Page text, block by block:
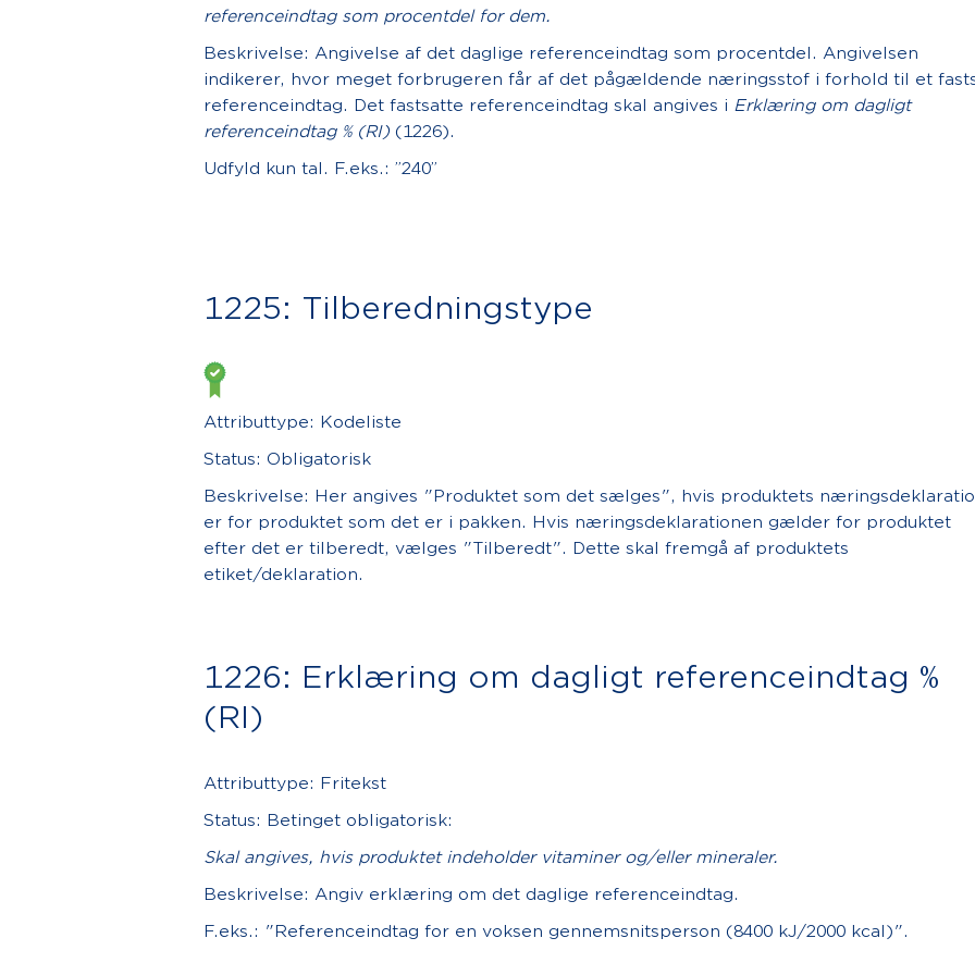
referenceindtag som procentdel for dem.
Beskrivelse: Angivelse af det daglige referenceindtag som procentdel. Angivelsen
indikerer, hvor meget forbrugeren får af det pågældende næringsstof i forhold til et
referenceindtag. Det fastsatte referenceindtag skal angives i Erklæring om dagligt
referenceindtag % (RI) (1226).
Udfyld kun tal. F.eks.: ”240”
1225: Tilberedningstype
Attributtype: Kodeliste
Status: Obligatorisk
Beskrivelse: Her angives "Produktet som det sælges", hvis produktets
er for produktet som det er i pakken. Hvis næringsdeklarationen gælder for produktet
efter det er tilberedt, vælges "Tilberedt". Dette skal fremgå af produktets
etiket/deklaration.
1226: Erklæring om dagligt referenceindtag %
(RI)
Attributtype: Fritekst
Status: Betinget obligatorisk:
Skal angives, hvis produktet indeholder vitaminer og/eller mineraler.
Beskrivelse: Angiv erklæring om det daglige referenceindtag.
F.eks.: "Referenceindtag for en voksen gennemsnitsperson (8400 kJ/2000 kcal)".